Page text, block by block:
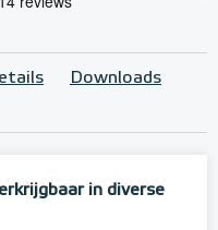
Downloads
in diverse